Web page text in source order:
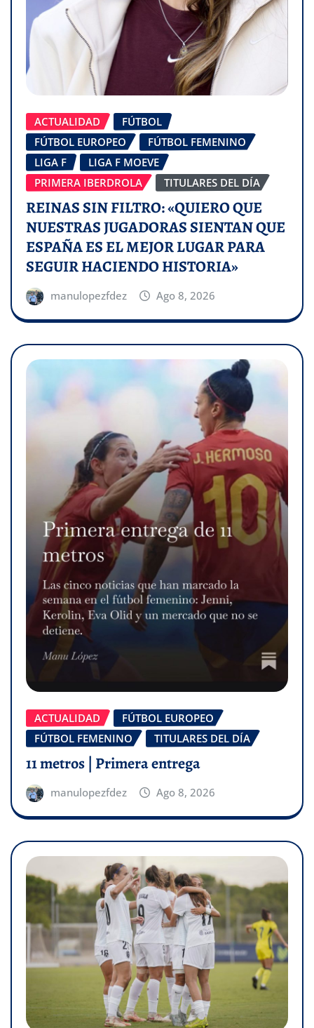
ACTUALIDAD
FÚTBOL
FÚTBOL EUROPEO
FÚTBOL FEMENINO
LIGA F
LIGA F MOEVE
PRIMERA IBERDROLA
TITULARES DEL DÍA
REINAS SIN FILTRO: «QUIERO QUE
NUESTRAS JUGADORAS SIENTAN QUE
ESPAÑA ES EL MEJOR LUGAR PARA
SEGUIR HACIENDO HISTORIA»
manulopezfdez Ago 8, 2026
ACTUALIDAD
FÚTBOL EUROPEO
FÚTBOL FEMENINO
TITULARES DEL DÍA
11 metros | Primera entrega
manulopezfdez Ago 8, 2026